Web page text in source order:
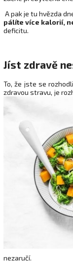
A pak je tu hvězda
pálíte více kalorií,
deficitu.
Jíst zdravě
To, že jste se
zdravou stravu, je
nezaručí.